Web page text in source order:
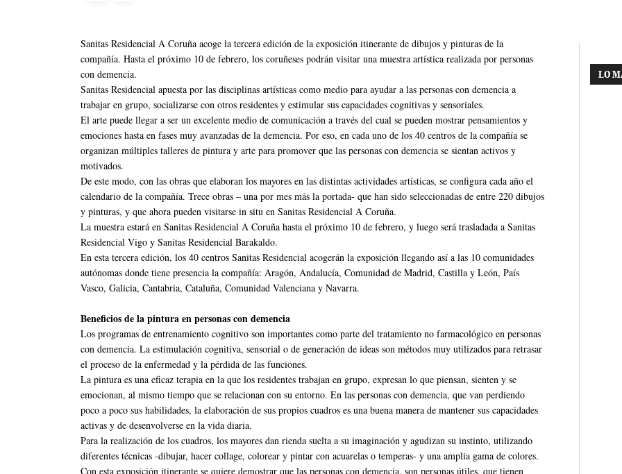
Sanitas Residencial A Coruña acoge la tercera edición de la exposición itinerante de dibujos y pinturas de la
compañía. Hasta el próximo 10 de febrero, los coruñeses podrán visitar una muestra artística realizada por personas
con demencia.
Sanitas Residencial apuesta por las disciplinas artísticas como medio para ayudar a las personas con demencia a
trabajar en grupo, socializarse con otros residentes y estimular sus capacidades cognitivas y sensoriales.
El arte puede llegar a ser un excelente medio de comunicación a través del cual se pueden mostrar pensamientos y
emociones hasta en fases muy avanzadas de la demencia. Por eso, en cada uno de los 40 centros de la compañía se
organizan múltiples talleres de pintura y arte para promover que las personas con demencia se sientan activos y
motivados.
De este modo, con las obras que elaboran los mayores en las distintas actividades artísticas, se configura cada año el
calendario de la compañía. Trece obras – una por mes más la portada- que han sido seleccionadas de entre 220 dibujos
y pinturas, y que ahora pueden visitarse in situ en Sanitas Residencial A Coruña.
La muestra estará en Sanitas Residencial A Coruña hasta el próximo 10 de febrero, y luego será trasladada a Sanitas
Residencial Vigo y Sanitas Residencial Barakaldo.
En esta tercera edición, los 40 centros Sanitas Residencial acogerán la exposición llegando así a las 10 comunidades
autónomas donde tiene presencia la compañía: Aragón, Andalucía, Comunidad de Madrid, Castilla y León, País
Vasco, Galicia, Cantabria, Cataluña, Comunidad Valenciana y Navarra.
Beneficios de la pintura en personas con demencia
Los programas de entrenamiento cognitivo son importantes como parte del tratamiento no farmacológico en personas
con demencia. La estimulación cognitiva, sensorial o de generación de ideas son métodos muy utilizados para retrasar
el proceso de la enfermedad y la pérdida de las funciones.
La pintura es una eficaz terapia en la que los residentes trabajan en grupo, expresan lo que piensan, sienten y se
emocionan, al mismo tiempo que se relacionan con su entorno. En las personas con demencia, que van perdiendo
poco a poco sus habilidades, la elaboración de sus propios cuadros es una buena manera de mantener sus capacidades
activas y de desenvolverse en la vida diaria.
Para la realización de los cuadros, los mayores dan rienda suelta a su imaginación y agudizan su instinto, utilizando
diferentes técnicas -dibujar, hacer collage, colorear y pintar con acuarelas o temperas- y una amplia gama de colores.
Con esta exposición itinerante se quiere demostrar que las personas con demencia, son personas útiles, que tienen
LO